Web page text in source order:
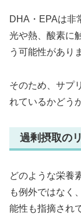
DHA・EPAは非
光や熱、酸素に
う可能性があり
そのため、サプ
れているかどう
過剰摂取の
どのような栄養
も例外ではなく
能性も指摘され